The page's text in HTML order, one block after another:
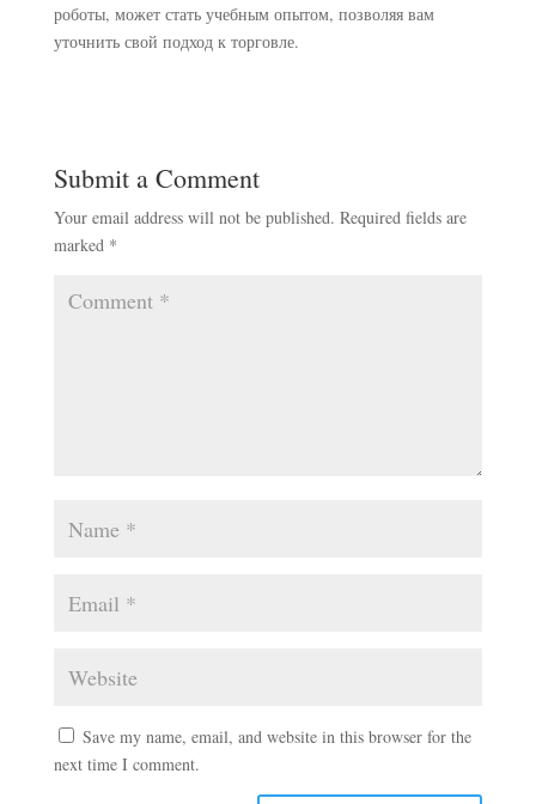
роботы, может стать учебным опытом, позволяя вам
уточнить свой подход к торговле.
Submit a Comment
Your email address will not be published. Required fields are
marked *
Save my name, email, and website in this browser for the
next time I comment.